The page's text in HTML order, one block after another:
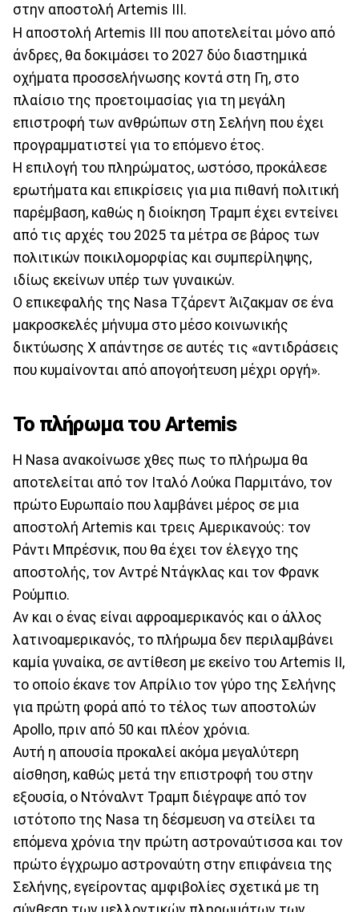
στην αποστολή Artemis III.
Η αποστολή Artemis III που αποτελείται μόνο από
άνδρες, θα δοκιμάσει το 2027 δύο διαστημικά
οχήματα προσσελήνωσης κοντά στη Γη, στο
πλαίσιο της προετοιμασίας για τη μεγάλη
επιστροφή των ανθρώπων στη Σελήνη που έχει
προγραμματιστεί για το επόμενο έτος.
Η επιλογή του πληρώματος, ωστόσο, προκάλεσε
ερωτήματα και επικρίσεις για μια πιθανή πολιτική
παρέμβαση, καθώς η διοίκηση Τραμπ έχει εντείνει
από τις αρχές του 2025 τα μέτρα σε βάρος των
πολιτικών ποικιλομορφίας και συμπερίληψης,
ιδίως εκείνων υπέρ των γυναικών.
Ο επικεφαλής της Nasa Τζάρεντ Άιζακμαν σε ένα
μακροσκελές μήνυμα στο μέσο κοινωνικής
δικτύωσης Χ απάντησε σε αυτές τις «αντιδράσεις
που κυμαίνονται από απογοήτευση μέχρι οργή».
Το πλήρωμα του Artemis
Η Nasa ανακοίνωσε χθες πως το πλήρωμα θα
αποτελείται από τον Ιταλό Λούκα Παρμιτάνο, τον
πρώτο Ευρωπαίο που λαμβάνει μέρος σε μια
αποστολή Artemis και τρεις Αμερικανούς: τον
Ράντι Μπρέσνικ, που θα έχει τον έλεγχο της
αποστολής, τον Αντρέ Ντάγκλας και τον Φρανκ
Ρούμπιο.
Αν και ο ένας είναι αφροαμερικανός και ο άλλος
λατινοαμερικανός, το πλήρωμα δεν περιλαμβάνει
καμία γυναίκα, σε αντίθεση με εκείνο του Artemis II,
το οποίο έκανε τον Απρίλιο τον γύρο της Σελήνης
για πρώτη φορά από το τέλος των αποστολών
Apollo, πριν από 50 και πλέον χρόνια.
Αυτή η απουσία προκαλεί ακόμα μεγαλύτερη
αίσθηση, καθώς μετά την επιστροφή του στην
εξουσία, ο Ντόναλντ Τραμπ διέγραψε από τον
ιστότοπο της Nasa τη δέσμευση να στείλει τα
επόμενα χρόνια την πρώτη αστροναύτισσα και τον
πρώτο έγχρωμο αστροναύτη στην επιφάνεια της
Σελήνης, εγείροντας αμφιβολίες σχετικά με τη